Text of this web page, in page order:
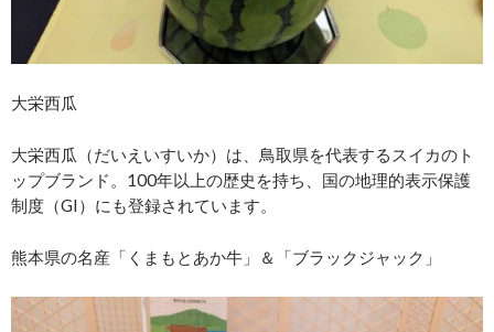
大栄西瓜
大栄西瓜（だいえいすいか）は、鳥取県を代表するスイカのト
ップブランド。100年以上の歴史を持ち、国の地理的表示保護
制度（GI）にも登録されています。
熊本県の名産「くまもとあか牛」＆「ブラックジャック」